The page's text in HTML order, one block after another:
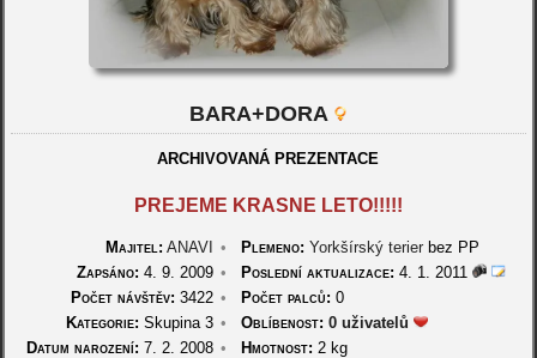
BARA+DORA
ARCHIVOVANÁ PREZENTACE
PREJEME KRASNE LETO!!!!!
Majitel: ANAVI • Plemeno: Yorkšírský terierbez PP
Zapsáno: 4. 9. 2009 • Poslední aktualizace: 4. 1. 2011
Počet návštěv: 3422 • Počet palců: 0
Kategorie: Skupina 3 • Oblíbenost: 0 uživatelů
Datum narození: 7. 2. 2008 • Hmotnost: 2 kg